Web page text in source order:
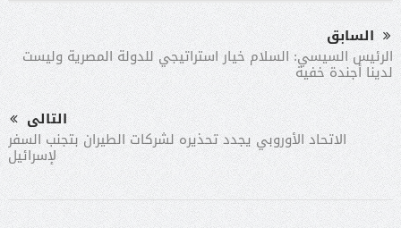
السابق
الرئيس السيسي: السلام خيار استراتيجي للدولة المصرية وليست
لدينا أجندة خفية
التالى
الاتحاد الأوروبي يجدد تحذيره لشركات الطيران بتجنب السفر
لإسرائيل